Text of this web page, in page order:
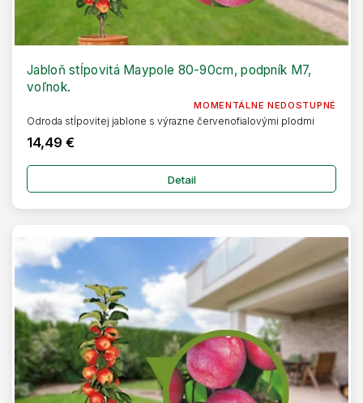
Jabloň stĺpovitá Maypole 80-90cm, podpník M7,
voľnok.
MOMENTÁLNE NEDOSTUPNÉ
14,49 €
Detail
Odroda stĺpovitej jablone s výrazne červenofialovými plodmi